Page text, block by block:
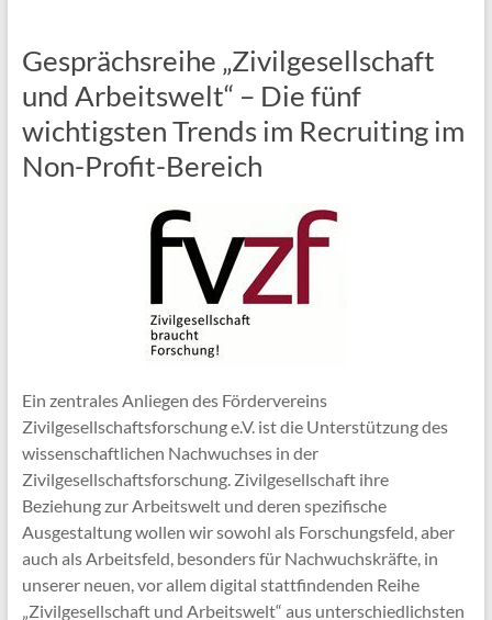
Gesprächsreihe „Zivilgesellschaft
und Arbeitswelt“ – Die fünf
wichtigsten Trends im Recruiting im
Non-Profit-Bereich
Ein zentrales Anliegen des Fördervereins
Zivilgesellschaftsforschung e.V. ist die Unterstützung des
wissenschaftlichen Nachwuchses in der
Zivilgesellschaftsforschung. Zivilgesellschaft ihre
Beziehung zur Arbeitswelt und deren spezifische
Ausgestaltung wollen wir sowohl als Forschungsfeld, aber
auch als Arbeitsfeld, besonders für Nachwuchskräfte, in
unserer neuen, vor allem digital stattfindenden Reihe
„Zivilgesellschaft und Arbeitswelt“ aus unterschiedlichsten